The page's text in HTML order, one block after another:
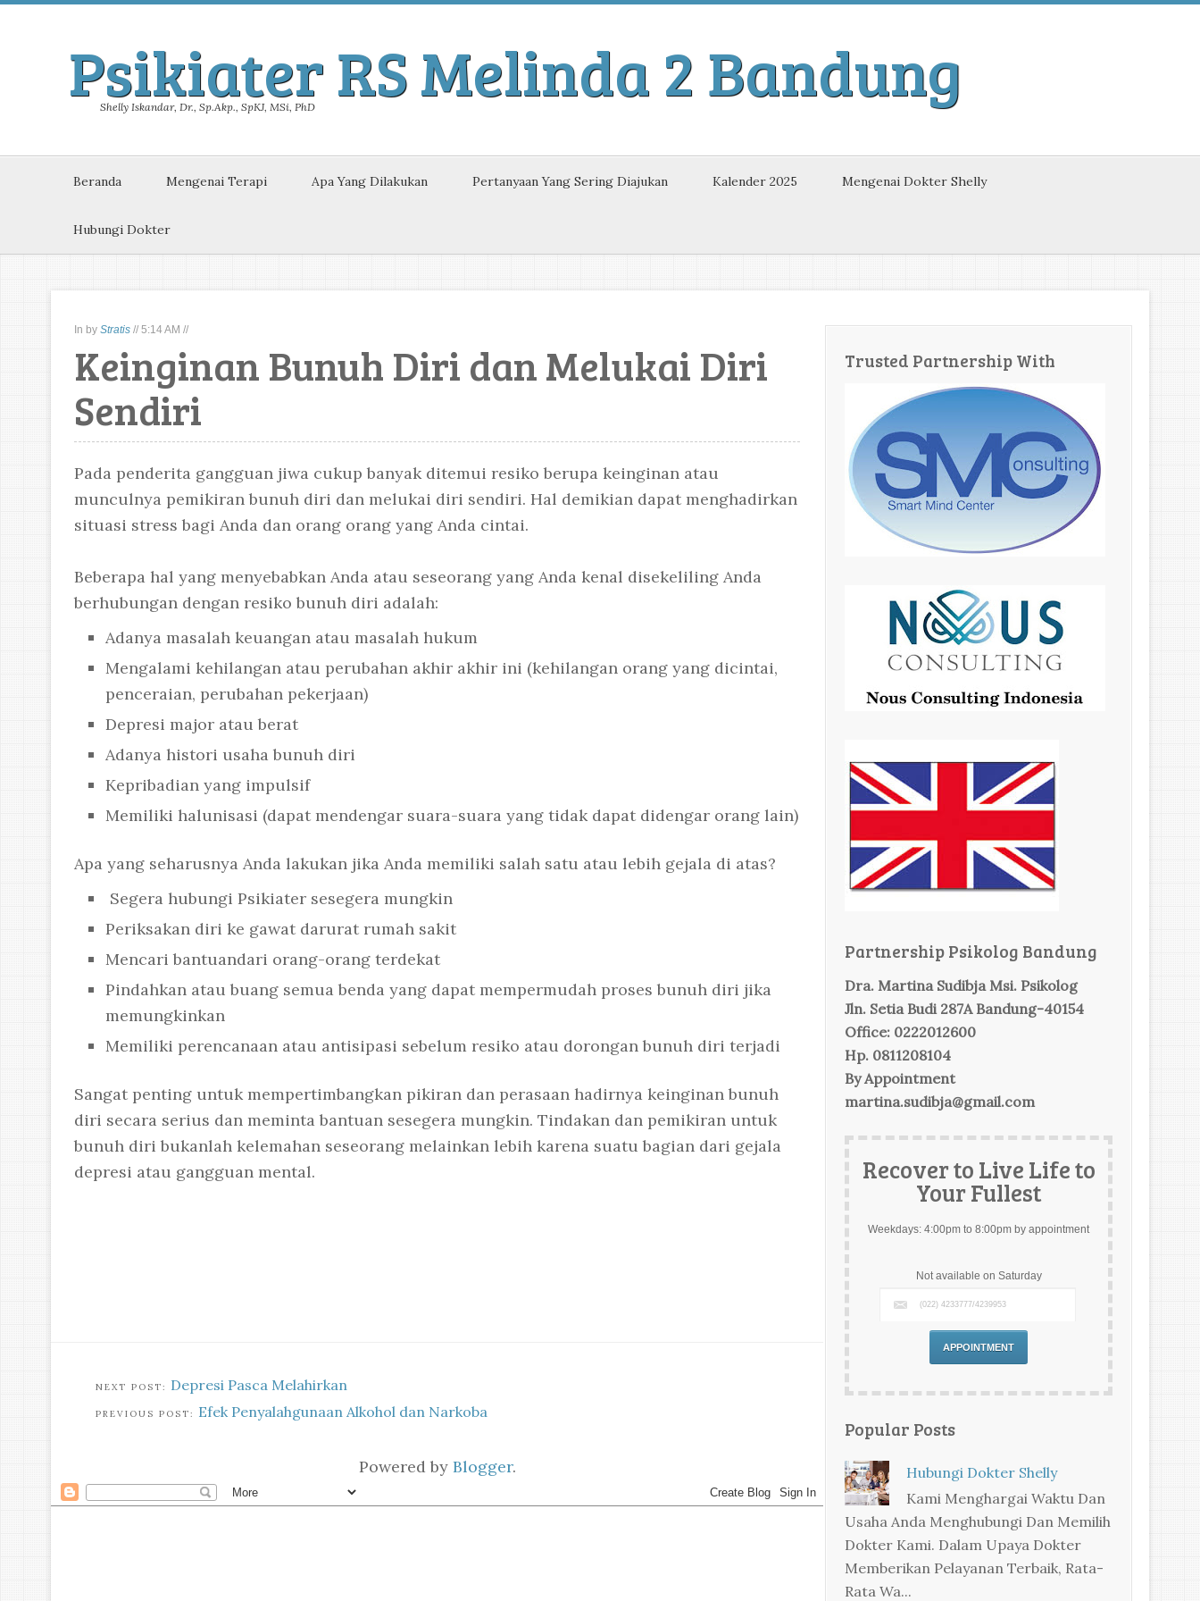
Psikiater RS Melinda 2 Bandung
Shelly Iskandar, Dr., Sp.Akp., SpKJ, MSi, PhD
Beranda Mengenai Terapi Apa Yang Dilakukan Pertanyaan Yang Sering Diajukan Kalender 2025 Mengenai Dokter Shelly
Hubungi Dokter
In by Stratis // 5:14 AM //
Keinginan Bunuh Diri dan Melukai Diri
Sendiri
Pada penderita gangguan jiwa cukup banyak ditemui resiko berupa keinginan atau
munculnya pemikiran bunuh diri dan melukai diri sendiri. Hal demikian dapat menghadirkan
situasi stress bagi Anda dan orang orang yang Anda cintai.
Beberapa hal yang menyebabkan Anda atau seseorang yang Anda kenal disekeliling Anda
berhubungan dengan resiko bunuh diri adalah:
Adanya masalah keuangan atau masalah hukum
Mengalami kehilangan atau perubahan akhir akhir ini (kehilangan orang yang dicintai,
penceraian, perubahan pekerjaan)
Depresi major atau berat
Adanya histori usaha bunuh diri
Kepribadian yang impulsif
Memiliki halunisasi (dapat mendengar suara-suara yang tidak dapat didengar orang lain)
Apa yang seharusnya Anda lakukan jika Anda memiliki salah satu atau lebih gejala di atas?
Segera hubungi Psikiater sesegera mungkin
Periksakan diri ke gawat darurat rumah sakit
Mencari bantuandari orang-orang terdekat
Pindahkan atau buang semua benda yang dapat mempermudah proses bunuh diri jika
memungkinkan
Memiliki perencanaan atau antisipasi sebelum resiko atau dorongan bunuh diri terjadi
Sangat penting untuk mempertimbangkan pikiran dan perasaan hadirnya keinginan bunuh
diri secara serius dan meminta bantuan sesegera mungkin. Tindakan dan pemikiran untuk
bunuh diri bukanlah kelemahan seseorang melainkan lebih karena suatu bagian dari gejala
depresi atau gangguan mental.
Depresi Pasca Melahirkan
Efek Penyalahgunaan Alkohol dan Narkoba
Powered by Blogger.
Trusted Partnership With
Partnership Psikolog Bandung
Dra. Martina Sudibja Msi. Psikolog
Jln. Setia Budi 287A Bandung-40154
Office: 0222012600
Hp. 0811208104
By Appointment
martina.sudibja@gmail.com
Recover to Live Life to
Your Fullest
Weekdays: 4:00pm to 8:00pm by appointment
Not available on Saturday
Popular Posts
Hubungi Dokter Shelly
Kami Menghargai Waktu Dan
Usaha Anda Menghubungi Dan Memilih
Dokter Kami. Dalam Upaya Dokter
Memberikan Pelayanan Terbaik, Rata-
Rata Wa...